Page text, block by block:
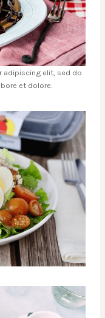
adipiscing elit, sed do
et dolore.